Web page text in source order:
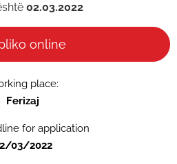
02.03.2022
online
place:
Ferizaj
for application
03/2022